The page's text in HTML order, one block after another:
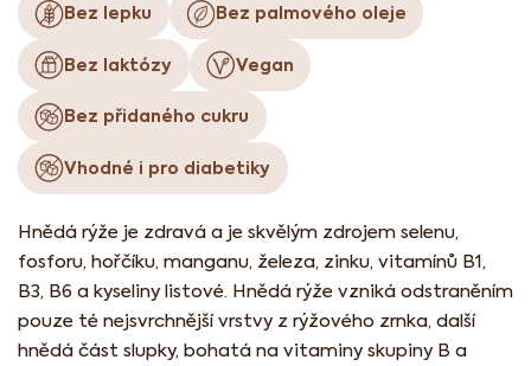
Bez lepku Bez palmového oleje
Bez laktózy Vegan
Bez přidaného cukru
Vhodné i pro diabetiky
Hnědá rýže je zdravá a je skvělým zdrojem selenu,
fosforu, hořčíku, manganu, železa, zinku, vitamínů B1,
B3, B6 a kyseliny listové. Hnědá rýže vzniká odstraněním
pouze té nejsvrchnější vrstvy z rýžového zrnka, další
hnědá část slupky, bohatá na vitaminy skupiny B a